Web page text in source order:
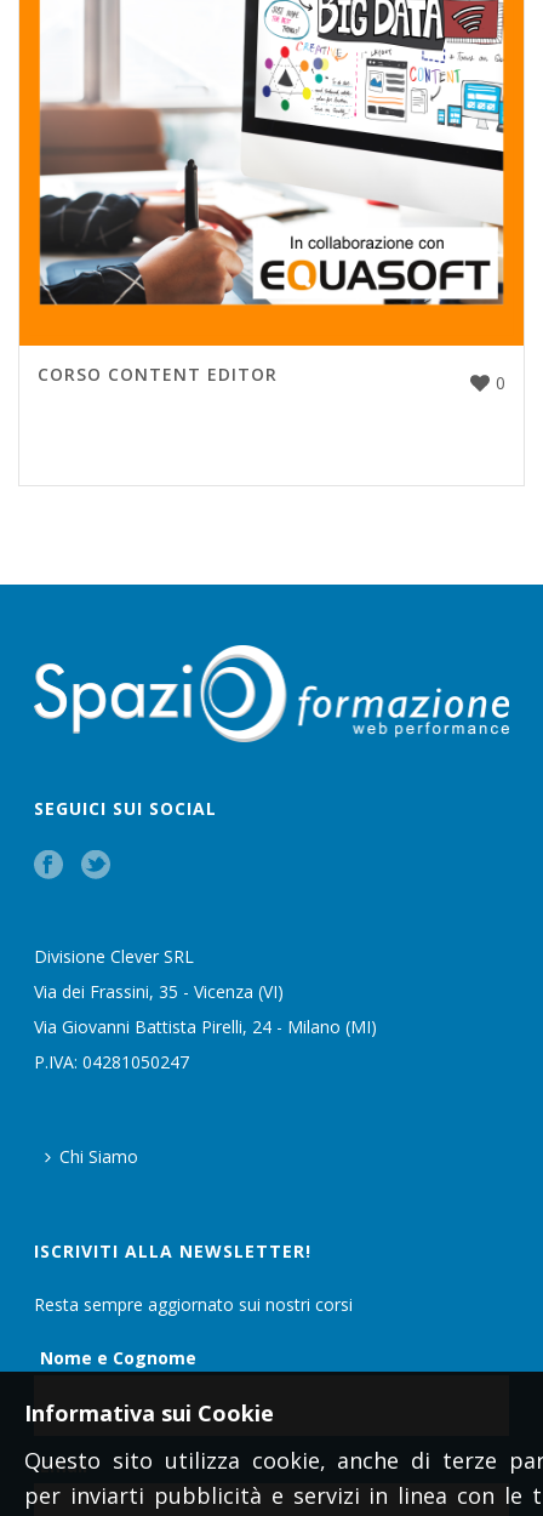
0
CORSO CONTENT EDITOR
SEGUICI SUI SOCIAL
Divisione Clever SRL
Via dei Frassini, 35 - Vicenza (VI)
Via Giovanni Battista Pirelli, 24 - Milano (MI)
P.IVA: 04281050247
Chi Siamo
ISCRIVITI ALLA NEWSLETTER!
Resta sempre aggiornato sui nostri corsi
Nome e Cognome
Email
Informativa sui Cookie
Questo sito utilizza cookie, anche di terze
per inviarti pubblicità e servizi in linea con le